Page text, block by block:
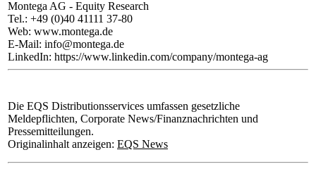
Montega AG - Equity Research
Tel.: +49 (0)40 41111 37-80
Web: www.montega.de
E-Mail: info@montega.de
LinkedIn: https://www.linkedin.com/company/montega-ag
Die EQS Distributionsservices umfassen gesetzliche
Meldepflichten, Corporate News/Finanznachrichten und
Pressemitteilungen.
Originalinhalt anzeigen: EQS News